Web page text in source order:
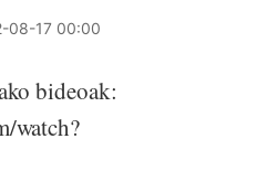
08-17 00:00
bideoak:
watch?